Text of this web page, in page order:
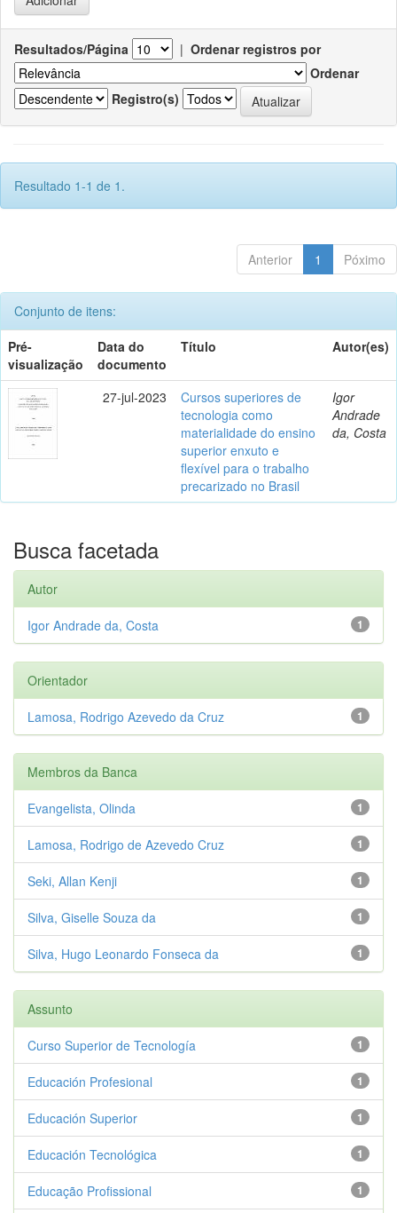
Resultados/Página | Ordenar registros por
Ordenar
Registro(s)
Resultado 1-1 de 1.
Anterior 1 Póximo
Conjunto de itens:
Pré-
visualização
Data do
documento
Título Autor(es)
27-jul-2023
Cursos superiores de
tecnologia como
materialidade do ensino
superior enxuto e
flexível para o trabalho
precarizado no Brasil
Igor
Andrade
da, Costa
Busca facetada
Autor
1
Igor Andrade da, Costa
Orientador
1
Lamosa, Rodrigo Azevedo da Cruz
Membros da Banca
1
Evangelista, Olinda
1
Lamosa, Rodrigo de Azevedo Cruz
1
Seki, Allan Kenji
1
Silva, Giselle Souza da
1
Silva, Hugo Leonardo Fonseca da
Assunto
1
Curso Superior de Tecnología
1
Educación Profesional
1
Educación Superior
1
Educación Tecnológica
1
Educação Profissional